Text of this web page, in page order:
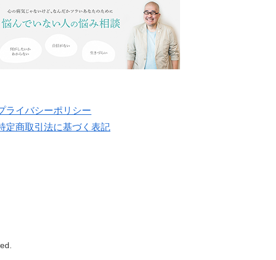
ライバシーポリシー
定商取引法に基づく表記